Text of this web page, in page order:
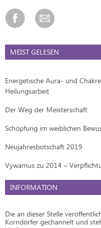
MEIST GELESEN
Energetische Aura- und
Heilungsarbeit
Der Weg der Meisterschaft
Schöpfung im weiblichen
Neujahresbotschaft 2019
Vywamus zu 2014 –
INFORMATION
Die an dieser Stelle
Korndörfer gechannelt und